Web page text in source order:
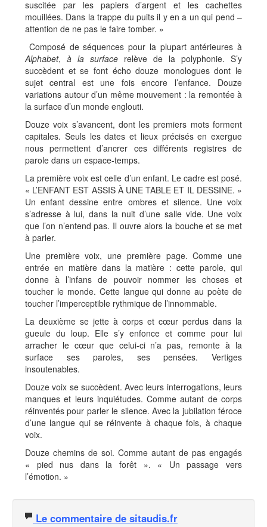
suscitée par les papiers d’argent et les cachettes
mouillées. Dans la trappe du puits il y en a un qui pend –
attention de ne pas le faire tomber. »
Composé de séquences pour la plupart antérieures à
Alphabet, à la surface relève de la polyphonie. S’y
succèdent et se font écho douze monologues dont le
sujet central est une fois encore l’enfance. Douze
variations autour d’un même mouvement : la remontée à
la surface d’un monde englouti.
Douze voix s’avancent, dont les premiers mots forment
capitales. Seuls les dates et lieux précisés en exergue
nous permettent d’ancrer ces différents registres de
parole dans un espace-temps.
La première voix est celle d’un enfant. Le cadre est posé.
« L’ENFANT EST ASSIS À UNE TABLE ET IL DESSINE. »
Un enfant dessine entre ombres et silence. Une voix
s’adresse à lui, dans la nuit d’une salle vide. Une voix
que l’on n’entend pas. Il ouvre alors la bouche et se met
à parler.
Une première voix, une première page. Comme une
entrée en matière dans la matière : cette parole, qui
donne à l’infans de pouvoir nommer les choses et
toucher le monde. Cette langue qui donne au poète de
toucher l’imperceptible rythmique de l’innommable.
La deuxième se jette à corps et cœur perdus dans la
gueule du loup. Elle s’y enfonce et comme pour lui
arracher le cœur que celui-ci n’a pas, remonte à la
surface ses paroles, ses pensées. Vertiges
insoutenables.
Douze voix se succèdent. Avec leurs interrogations, leurs
manques et leurs inquiétudes. Comme autant de corps
réinventés pour parler le silence. Avec la jubilation féroce
d’une langue qui se réinvente à chaque fois, à chaque
voix.
Douze chemins de soi. Comme autant de pas engagés
« pied nus dans la forêt ». « Un passage vers
l’émotion. »
Le commentaire de sitaudis.fr